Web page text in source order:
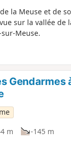
la Meuse et de
sur la vallée de
Meuse.
Gendarmes
m
-145 m